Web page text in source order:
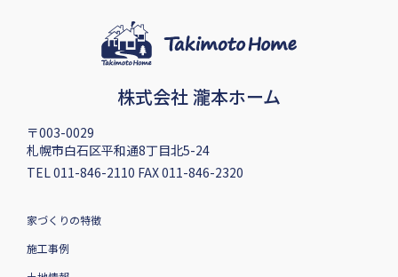
株式会社 瀧本ホーム
〒003-0029
札幌市白石区平和通8丁目北5-24
TEL 011-846-2110 FAX 011-846-2320
家づくりの特徴
施工事例